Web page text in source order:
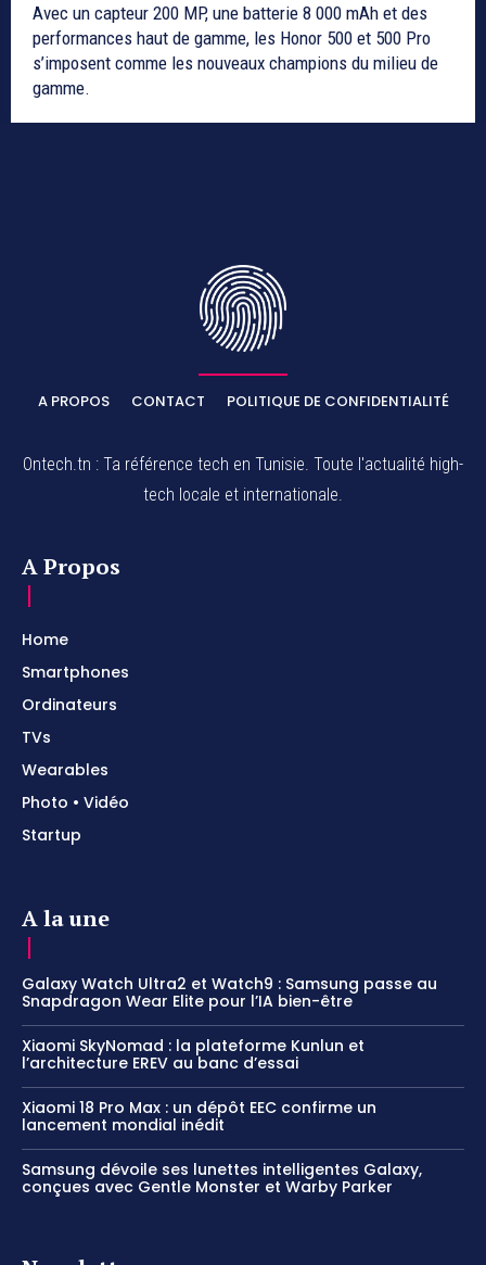
Avec un capteur 200 MP, une batterie 8 000 mAh et des
performances haut de gamme, les Honor 500 et 500 Pro
s’imposent comme les nouveaux champions du milieu de
gamme.
A PROPOS CONTACT POLITIQUE DE CONFIDENTIALITÉ
Ontech.tn : Ta référence tech en Tunisie. Toute l'actualité high-
tech locale et internationale.
A Propos
Home
Smartphones
Ordinateurs
TVs
Wearables
Photo • Vidéo
Startup
A la une
Galaxy Watch Ultra2 et Watch9 : Samsung passe au
Snapdragon Wear Elite pour l’IA bien-être
Xiaomi SkyNomad : la plateforme Kunlun et
l’architecture EREV au banc d’essai
Xiaomi 18 Pro Max : un dépôt EEC confirme un
lancement mondial inédit
Samsung dévoile ses lunettes intelligentes Galaxy,
conçues avec Gentle Monster et Warby Parker